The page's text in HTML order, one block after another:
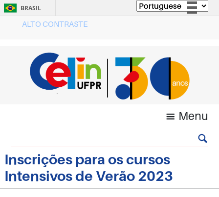
BRASIL
Acesso à informação
Legislação
Canais
ALTO CONTRASTE
Menu
Inscrições para os cursos
Intensivos de Verão 2023